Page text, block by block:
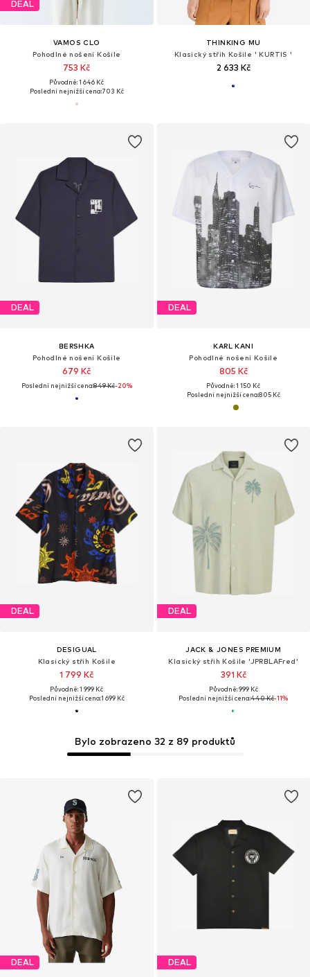
DEAL
VAMOS CLO
Pohodlné nošení Košile
753 Kč
Původně: 1 646 Kč
Poslední nejnižší cena:703 Kč
THINKING MU
Klasický střih Košile ' KURTIS '
2 633 Kč
DEAL
BERSHKA
Pohodlné nošení Košile
679 Kč
Poslední nejnižší cena:849 Kč-20%
DEAL
KARL KANI
Pohodlné nošení Košile
805 Kč
Původně: 1 150 Kč
Poslední nejnižší cena:805 Kč
DEAL
DESIGUAL
Klasický střih Košile
1 799 Kč
Původně: 1 999 Kč
Poslední nejnižší cena:1 699 Kč
DEAL
JACK & JONES PREMIUM
Klasický střih Košile 'JPRBLAFred'
391 Kč
Původně: 999 Kč
Poslední nejnižší cena:440 Kč-11%
DEAL
Bylo zobrazeno 32 z 89 produktů
DEAL